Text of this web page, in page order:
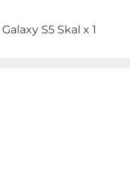
S5 Skal x 1